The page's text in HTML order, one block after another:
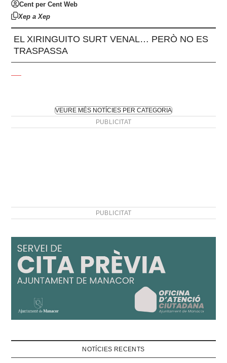
Cent per Cent Web
Xep a Xep
EL XIRINGUITO SURT VENAL… PERÒ NO ES
TRASPASSA
VEURE MÉS NOTÍCIES PER CATEGORIA
PUBLICITAT
PUBLICITAT
NOTÍCIES RECENTS